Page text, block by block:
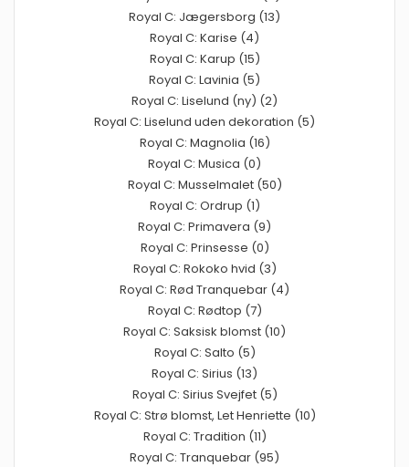
Royal C: Jægersborg (13)
Royal C: Karise (4)
Royal C: Karup (15)
Royal C: Lavinia (5)
Royal C: Liselund (ny) (2)
Royal C: Liselund uden dekoration (5)
Royal C: Magnolia (16)
Royal C: Musica (0)
Royal C: Musselmalet (50)
Royal C: Ordrup (1)
Royal C: Primavera (9)
Royal C: Prinsesse (0)
Royal C: Rokoko hvid (3)
Royal C: Rød Tranquebar (4)
Royal C: Rødtop (7)
Royal C: Saksisk blomst (10)
Royal C: Salto (5)
Royal C: Sirius (13)
Royal C: Sirius Svejfet (5)
Royal C: Strø blomst, Let Henriette (10)
Royal C: Tradition (11)
Royal C: Tranquebar (95)